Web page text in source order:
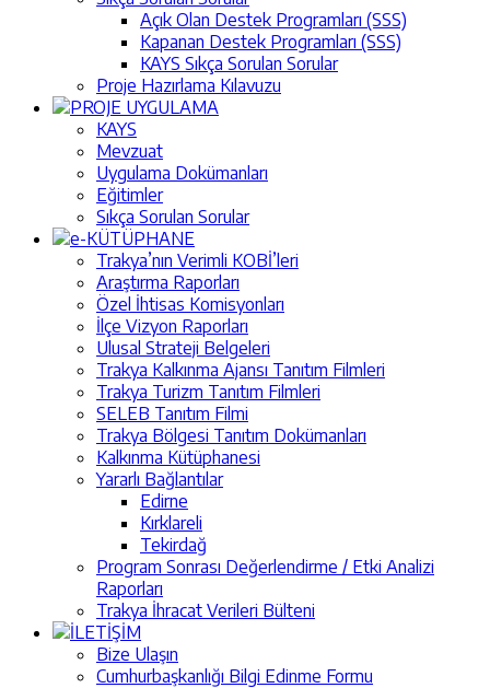
Açık Olan Destek Programları (SSS)
Kapanan Destek Programları (SSS)
KAYS Sıkça Sorulan Sorular
Proje Hazırlama Kılavuzu
PROJE UYGULAMA
KAYS
Mevzuat
Uygulama Dokümanları
Eğitimler
Sıkça Sorulan Sorular
e-KÜTÜPHANE
Trakya’nın Verimli KOBİ’leri
Araştırma Raporları
Özel İhtisas Komisyonları
İlçe Vizyon Raporları
Ulusal Strateji Belgeleri
Trakya Kalkınma Ajansı Tanıtım Filmleri
Trakya Turizm Tanıtım Filmleri
SELEB Tanıtım Filmi
Trakya Bölgesi Tanıtım Dokümanları
Kalkınma Kütüphanesi
Yararlı Bağlantılar
Edirne
Kırklareli
Tekirdağ
Program Sonrası Değerlendirme / Etki Analizi
Raporları
Trakya İhracat Verileri Bülteni
İLETİŞİM
Bize Ulaşın
Cumhurbaşkanlığı Bilgi Edinme Formu